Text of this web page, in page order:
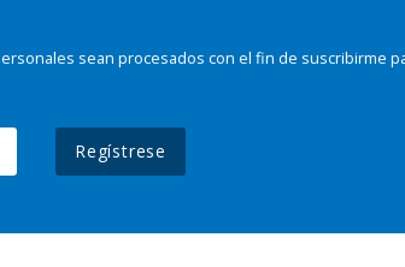
sean procesados con el fin de suscribirme
Regístrese